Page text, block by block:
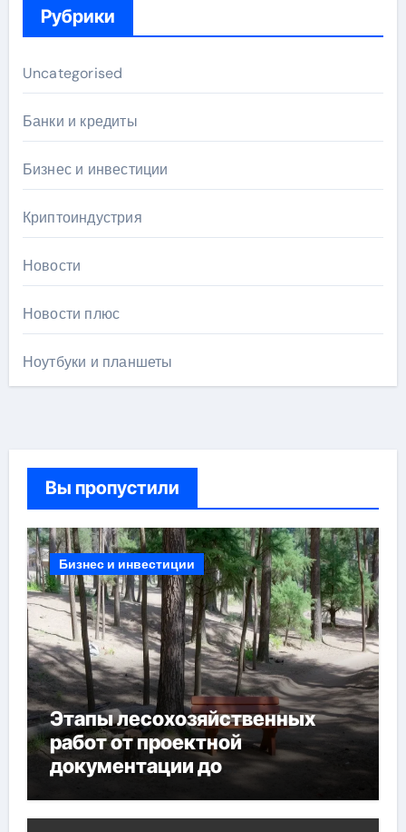
Рубрики
Uncategorised
Банки и кредиты
Бизнес и инвестиции
Криптоиндустрия
Новости
Новости плюс
Ноутбуки и планшеты
Вы пропустили
Бизнес и инвестиции
Этапы лесохозяйственных
работ от проектной
документации до
мероприятий и обустройства